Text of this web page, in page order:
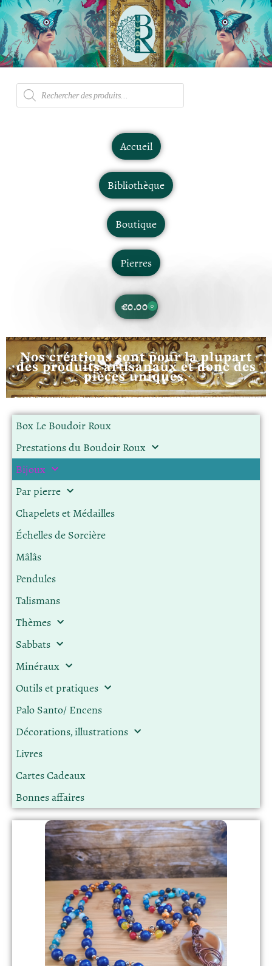
Accueil
Bibliothèque
Boutique
Pierres
€0.00 0
Nos créations sont pour la plupart
des produits artisanaux et donc des
pièces uniques.
Box Le Boudoir Roux
Prestations du Boudoir Roux
Bijoux
Par pierre
Chapelets et Médailles
Échelles de Sorcière
Mâlâs
Pendules
Talismans
Thèmes
Sabbats
Minéraux
Outils et pratiques
Palo Santo/ Encens
Décorations, illustrations
Livres
Cartes Cadeaux
Bonnes affaires